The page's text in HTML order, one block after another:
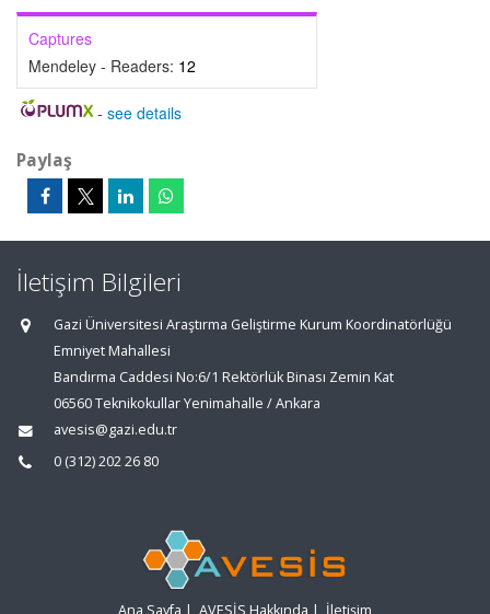
Captures
Mendeley - Readers: 12
- see details
Paylaş
İletişim Bilgileri
Gazi Üniversitesi Araştırma Geliştirme Kurum Koordinatörlüğü
Emniyet Mahallesi
Bandırma Caddesi No:6/1 Rektörlük Binası Zemin Kat
06560 Teknikokullar Yenimahalle / Ankara
avesis@gazi.edu.tr
0 (312) 202 26 80
Ana Sayfa | AVESİS Hakkında | İletişim